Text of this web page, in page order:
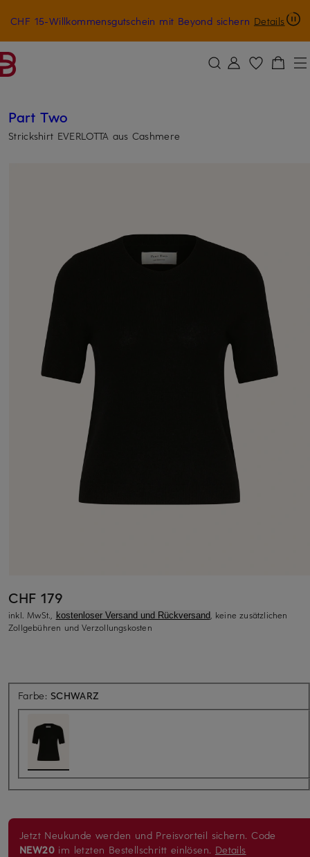
ZUM HAUPTINHALT ÜBERSPRINGEN ZUM SUCHFELD ÜBERSPRINGEN
CHF 15-Willkommensgutschein mit Beyond sichern Details
Part Two
Strickshirt EVERLOTTA aus Cashmere
CHF 179
inkl. MwSt., kostenloser Versand und Rückversand, keine zusätzlichen
Zollgebühren und Verzollungskosten
Farbe: SCHWARZ
Jetzt Neukunde werden und Preisvorteil sichern. Code
NEW20 im letzten Bestellschritt einlösen. Details